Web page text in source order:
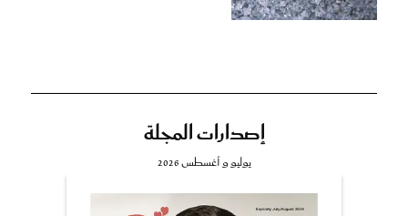
إصدارات المجلة
يوليو و أغسطس 2026